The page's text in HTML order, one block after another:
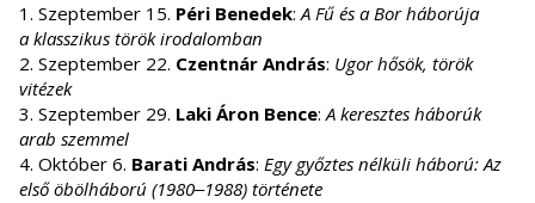
1. Szeptember 15. Péri Benedek:A Fű és a Bor háborúja
a klasszikus török irodalomban
2. Szeptember 22. Czentnár András: Ugor hősök, török
vitézek
3. Szeptember 29. Laki Áron Bence:A keresztes háborúk
arab szemmel
4. Október 6. Barati András: Egy győztes nélküli háború: Az
első öbölháború (1980‒1988) története